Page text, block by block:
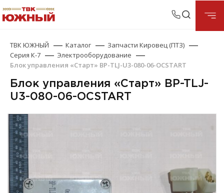
ТВК ЮЖНЫЙ Каталог
Запчасти Кировец (ПТЗ)
Серия К-7
Электрооборудование
Блок управления «Старт» BP-TLJ-U3-080-06-OCSTART
Блок управления «Старт» BP-TLJ-
U3-080-06-OCSTART